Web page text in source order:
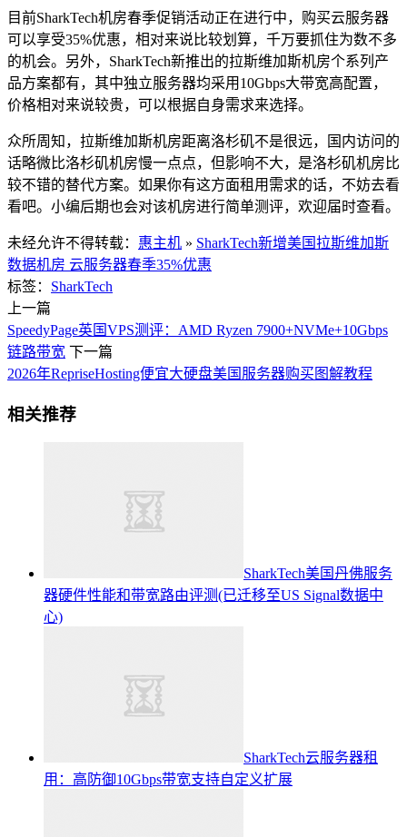
目前SharkTech机房春季促销活动正在进行中，购买云服务器
可以享受35%优惠，相对来说比较划算，千万要抓住为数不多
的机会。另外，SharkTech新推出的拉斯维加斯机房个系列产
品方案都有，其中独立服务器均采用10Gbps大带宽高配置，
价格相对来说较贵，可以根据自身需求来选择。
众所周知，拉斯维加斯机房距离洛杉矶不是很远，国内访问的
话略微比洛杉矶机房慢一点点，但影响不大，是洛杉矶机房比
较不错的替代方案。如果你有这方面租用需求的话，不妨去看
看吧。小编后期也会对该机房进行简单测评，欢迎届时查看。
未经允许不得转载： 惠主机 » SharkTech新增美国拉斯维加斯
数据机房 云服务器春季35%优惠
标签： SharkTech
上一篇
SpeedyPage英国VPS测评：AMD Ryzen 7900+NVMe+10Gbps
链路带宽 下一篇
2026年RepriseHosting便宜大硬盘美国服务器购买图解教程
相关推荐
SharkTech美国丹佛服务
器硬件性能和带宽路由评测(已迁移至US Signal数据中
心)
SharkTech云服务器租
用：高防御10Gbps带宽支持自定义扩展